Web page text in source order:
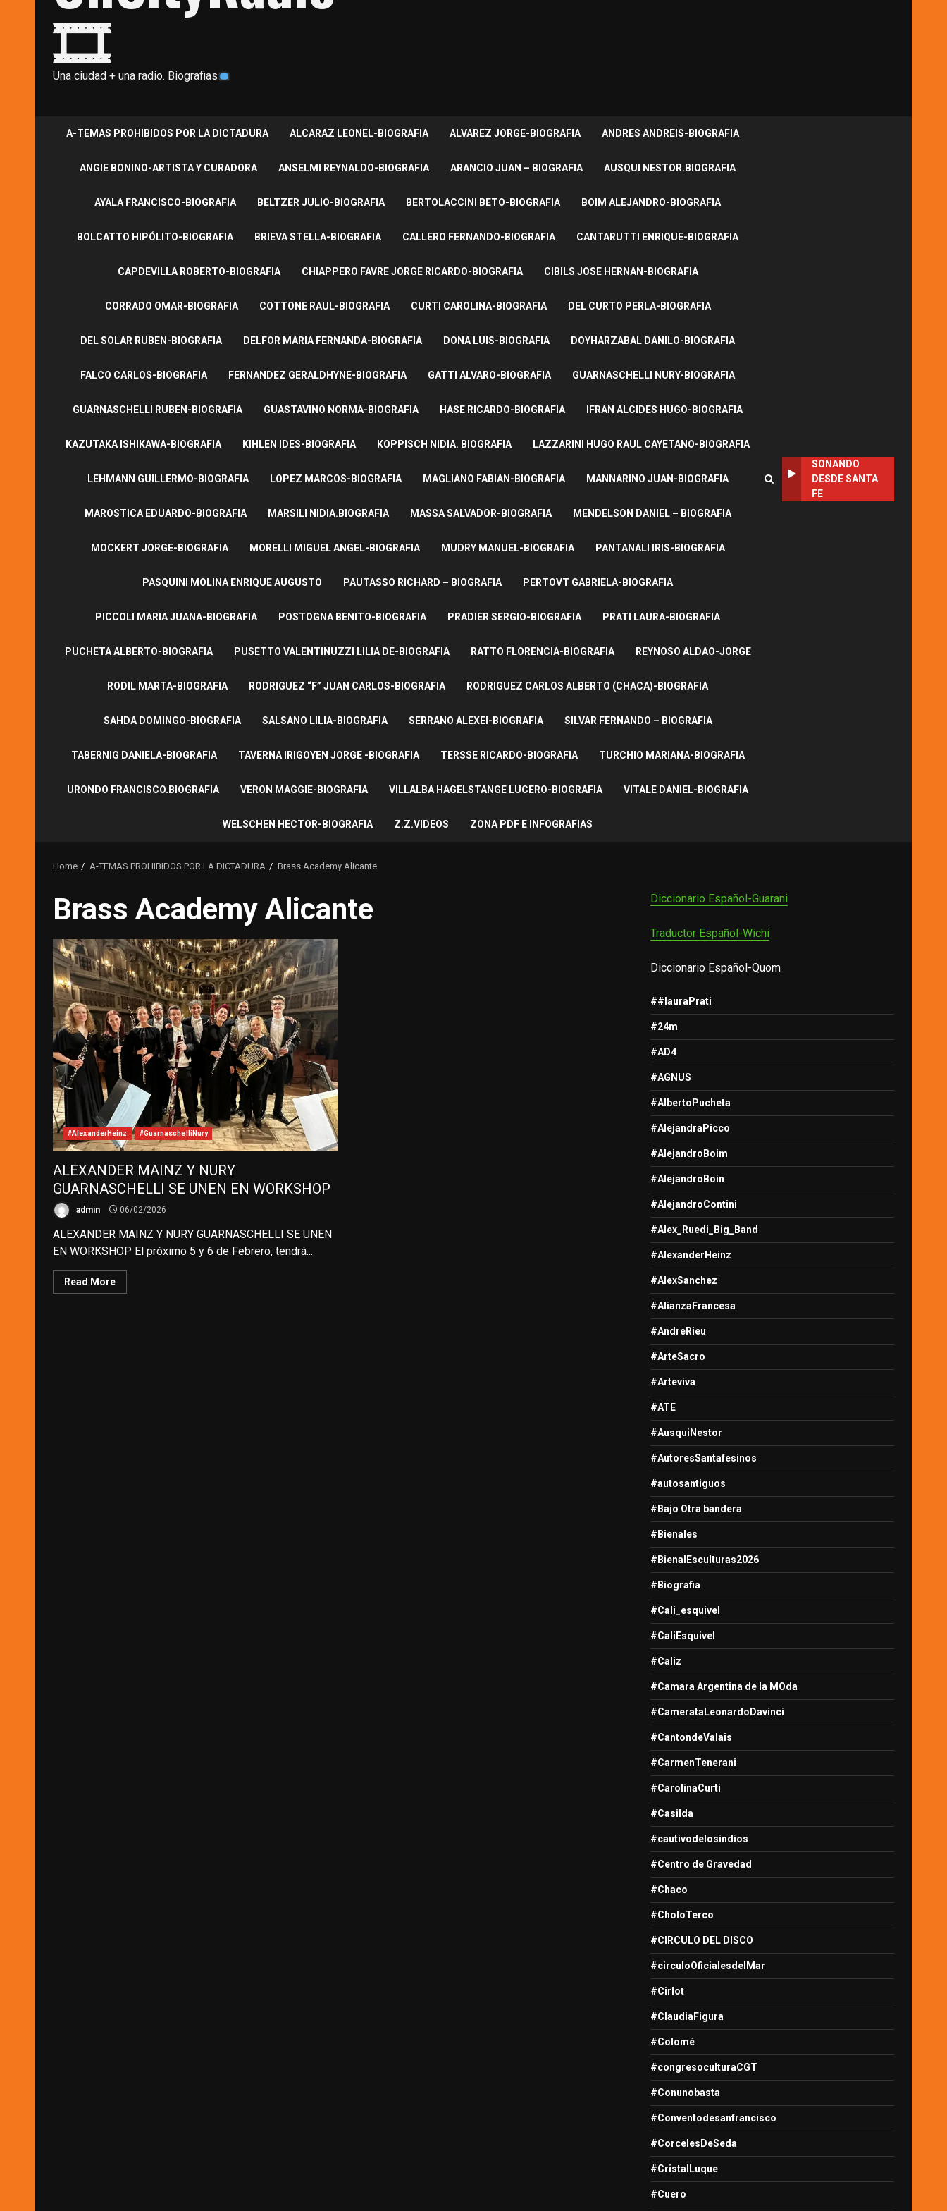
🎞
Una ciudad + una radio. Biografias
A-TEMAS PROHIBIDOS POR LA DICTADURA ALCARAZ LEONEL-BIOGRAFIA ALVAREZ JORGE-BIOGRAFIA ANDRES ANDREIS-BIOGRAFIA
ANGIE BONINO-ARTISTA Y CURADORA ANSELMI REYNALDO-BIOGRAFIA ARANCIO JUAN – BIOGRAFIA AUSQUI NESTOR.BIOGRAFIA
AYALA FRANCISCO-BIOGRAFIA BELTZER JULIO-BIOGRAFIA BERTOLACCINI BETO-BIOGRAFIA BOIM ALEJANDRO-BIOGRAFIA
BOLCATTO HIPÓLITO-BIOGRAFIA BRIEVA STELLA-BIOGRAFIA CALLERO FERNANDO-BIOGRAFIA CANTARUTTI ENRIQUE-BIOGRAFIA
CAPDEVILLA ROBERTO-BIOGRAFIA CHIAPPERO FAVRE JORGE RICARDO-BIOGRAFIA CIBILS JOSE HERNAN-BIOGRAFIA
CORRADO OMAR-BIOGRAFIA COTTONE RAUL-BIOGRAFIA CURTI CAROLINA-BIOGRAFIA DEL CURTO PERLA-BIOGRAFIA
DEL SOLAR RUBEN-BIOGRAFIA DELFOR MARIA FERNANDA-BIOGRAFIA DONA LUIS-BIOGRAFIA DOYHARZABAL DANILO-BIOGRAFIA
FALCO CARLOS-BIOGRAFIA FERNANDEZ GERALDHYNE-BIOGRAFIA GATTI ALVARO-BIOGRAFIA GUARNASCHELLI NURY-BIOGRAFIA
GUARNASCHELLI RUBEN-BIOGRAFIA GUASTAVINO NORMA-BIOGRAFIA HASE RICARDO-BIOGRAFIA IFRAN ALCIDES HUGO-BIOGRAFIA
KAZUTAKA ISHIKAWA-BIOGRAFIA KIHLEN IDES-BIOGRAFIA KOPPISCH NIDIA. BIOGRAFIA LAZZARINI HUGO RAUL CAYETANO-BIOGRAFIA
LEHMANN GUILLERMO-BIOGRAFIA LOPEZ MARCOS-BIOGRAFIA MAGLIANO FABIAN-BIOGRAFIA MANNARINO JUAN-BIOGRAFIA
MAROSTICA EDUARDO-BIOGRAFIA MARSILI NIDIA.BIOGRAFIA MASSA SALVADOR-BIOGRAFIA MENDELSON DANIEL – BIOGRAFIA
MOCKERT JORGE-BIOGRAFIA MORELLI MIGUEL ANGEL-BIOGRAFIA MUDRY MANUEL-BIOGRAFIA PANTANALI IRIS-BIOGRAFIA
PASQUINI MOLINA ENRIQUE AUGUSTO PAUTASSO RICHARD – BIOGRAFIA PERTOVT GABRIELA-BIOGRAFIA
PICCOLI MARIA JUANA-BIOGRAFIA POSTOGNA BENITO-BIOGRAFIA PRADIER SERGIO-BIOGRAFIA PRATI LAURA-BIOGRAFIA
PUCHETA ALBERTO-BIOGRAFIA PUSETTO VALENTINUZZI LILIA DE-BIOGRAFIA RATTO FLORENCIA-BIOGRAFIA REYNOSO ALDAO-JORGE
RODIL MARTA-BIOGRAFIA RODRIGUEZ “F” JUAN CARLOS-BIOGRAFIA RODRIGUEZ CARLOS ALBERTO (CHACA)-BIOGRAFIA
SAHDA DOMINGO-BIOGRAFIA SALSANO LILIA-BIOGRAFIA SERRANO ALEXEI-BIOGRAFIA SILVAR FERNANDO – BIOGRAFIA
TABERNIG DANIELA-BIOGRAFIA TAVERNA IRIGOYEN JORGE -BIOGRAFIA TERSSE RICARDO-BIOGRAFIA TURCHIO MARIANA-BIOGRAFIA
URONDO FRANCISCO.BIOGRAFIA VERON MAGGIE-BIOGRAFIA VILLALBA HAGELSTANGE LUCERO-BIOGRAFIA VITALE DANIEL-BIOGRAFIA
WELSCHEN HECTOR-BIOGRAFIA Z.Z.VIDEOS ZONA PDF E INFOGRAFIAS
SONANDO
DESDE SANTA
FE
Home A-TEMAS PROHIBIDOS POR LA DICTADURA Brass Academy Alicante
Brass Academy Alicante
#AlexanderHeinz #GuarnaschelliNury
ALEXANDER MAINZ Y NURY
GUARNASCHELLI SE UNEN EN WORKSHOP
admin 06/02/2026
ALEXANDER MAINZ Y NURY GUARNASCHELLI SE UNEN
EN WORKSHOP El próximo 5 y 6 de Febrero, tendrá...
Read More
Diccionario Español-Guarani
Traductor Español-Wichi
Diccionario Español-Quom
##lauraPrati
#24m
#AD4
#AGNUS
#AlbertoPucheta
#AlejandraPicco
#AlejandroBoim
#AlejandroBoin
#AlejandroContini
#Alex_Ruedi_Big_Band
#AlexanderHeinz
#AlexSanchez
#AlianzaFrancesa
#AndreRieu
#ArteSacro
#Arteviva
#ATE
#AusquiNestor
#AutoresSantafesinos
#autosantiguos
#Bajo Otra bandera
#Bienales
#BienalEsculturas2026
#Biografia
#Cali_esquivel
#CaliEsquivel
#Caliz
#Camara Argentina de la MOda
#CamerataLeonardoDavinci
#CantondeValais
#CarmenTenerani
#CarolinaCurti
#Casilda
#cautivodelosindios
#Centro de Gravedad
#Chaco
#CholoTerco
#CIRCULO DEL DISCO
#circuloOficialesdelMar
#Cirlot
#ClaudiaFigura
#Colomé
#congresoculturaCGT
#Conunobasta
#Conventodesanfrancisco
#CorcelesDeSeda
#CristalLuque
#Cuero